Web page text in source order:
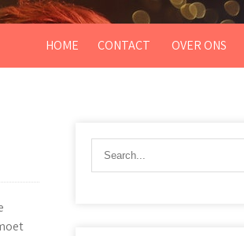
HOME CONTACT OVER ONS